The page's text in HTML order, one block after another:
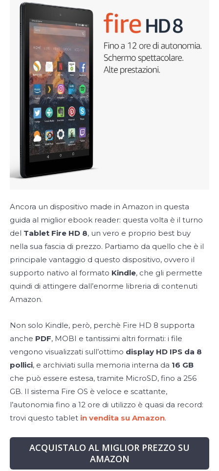
Ancora un dispositivo made in Amazon in questa
guida al miglior ebook reader: questa volta è il turno
del Tablet Fire HD 8, un vero e proprio best buy
nella sua fascia di prezzo. Partiamo da quello che è il
principale vantaggio d questo dispositivo, ovvero il
supporto nativo al formato Kindle, che gli permette
quindi di attingere dall’enorme libreria di contenuti
Amazon.
Non solo Kindle, però, perchè Fire HD 8 supporta
anche PDF, MOBI e tantissimi altri formati: i file
vengono visualizzati sull’ottimo display HD IPS da 8
pollici, e archiviati sulla memoria interna da 16 GB
che può essere estesa, tramite MicroSD, fino a 256
GB. Il sistema Fire OS è veloce e scattante,
l’autonomia fino a 12 ore di utilizzo è quasi da record:
trovi questo tablet in vendita su Amazon.
ACQUISTALO AL MIGLIOR PREZZO SU
AMAZON